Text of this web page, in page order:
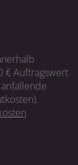
€ Auftragswert